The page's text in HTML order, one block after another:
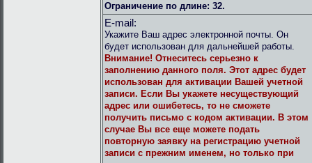
Ограничение по длине: 32.
E-mail:
Укажите Ваш адрес электронной почты. Он
будет использован для дальнейшей работы.
Внимание! Отнеситесь серьезно к
заполнению данного поля. Этот адрес будет
использован для активации Вашей учетной
записи. Если Вы укажете несуществующий
адрес или ошибетесь, то не сможете
получить письмо с кодом активации. В этом
случае Вы все еще можете подать
повторную заявку на регистрацию учетной
записи с прежним именем, но только при